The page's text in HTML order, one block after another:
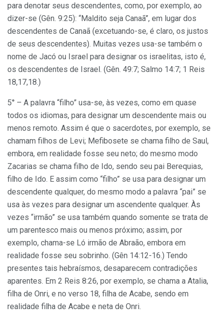
para denotar seus descendentes, como, por exemplo, ao
dizer-se (Gên. 9:25): “Maldito seja Canaã”, em lugar dos
descendentes de Canaã (excetuando-se, é claro, os justos
de seus descendentes). Muitas vezes usa-se também o
nome de Jacó ou Israel para designar os israelitas, isto é,
os descendentes de Israel. (Gên. 49:7; Salmo 14:7; 1 Reis
18,17,18.)
5° – A palavra “filho” usa-se, às vezes, como em quase
todos os idiomas, para designar um descendente mais ou
menos remoto. Assim é que o sacerdotes, por exemplo, se
chamam filhos de Levi; Mefibosete se chama filho de Saul,
embora, em realidade fosse seu neto; do mesmo modo
Zacarias se chama filho de Ido, sendo seu pai Berequias,
filho de Ido. E assim como “filho” se usa para designar um
descendente qualquer, do mesmo modo a palavra “pai” se
usa às vezes para designar um ascendente qualquer. Às
vezes “irmão” se usa também quando somente se trata de
um parentesco mais ou menos próximo; assim, por
exemplo, chama-se Ló irmão de Abraão, embora em
realidade fosse seu sobrinho. (Gên 14:12-16.) Tendo
presentes tais hebraísmos, desaparecem contradições
aparentes. Em 2 Reis 8:26, por exemplo, se chama a Atalia,
filha de Onri, e no verso 18, filha de Acabe, sendo em
realidade filha de Acabe e neta de Onri.